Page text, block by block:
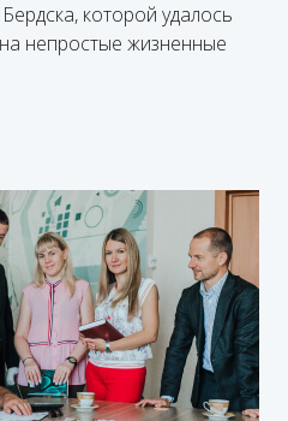
которой удалось
непростые жизненные